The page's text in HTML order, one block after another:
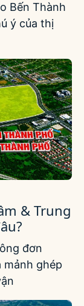
Bến Thành
ý của thị
& Trung
đơn
mảnh ghép